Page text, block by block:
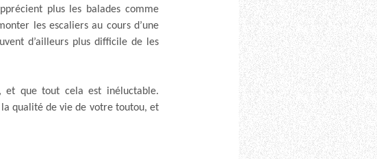
plus les balades comme
les escaliers au cours d’une
d’ailleurs plus difficile de les
et que tout cela est inéluctable.
qualité de vie de votre toutou, et